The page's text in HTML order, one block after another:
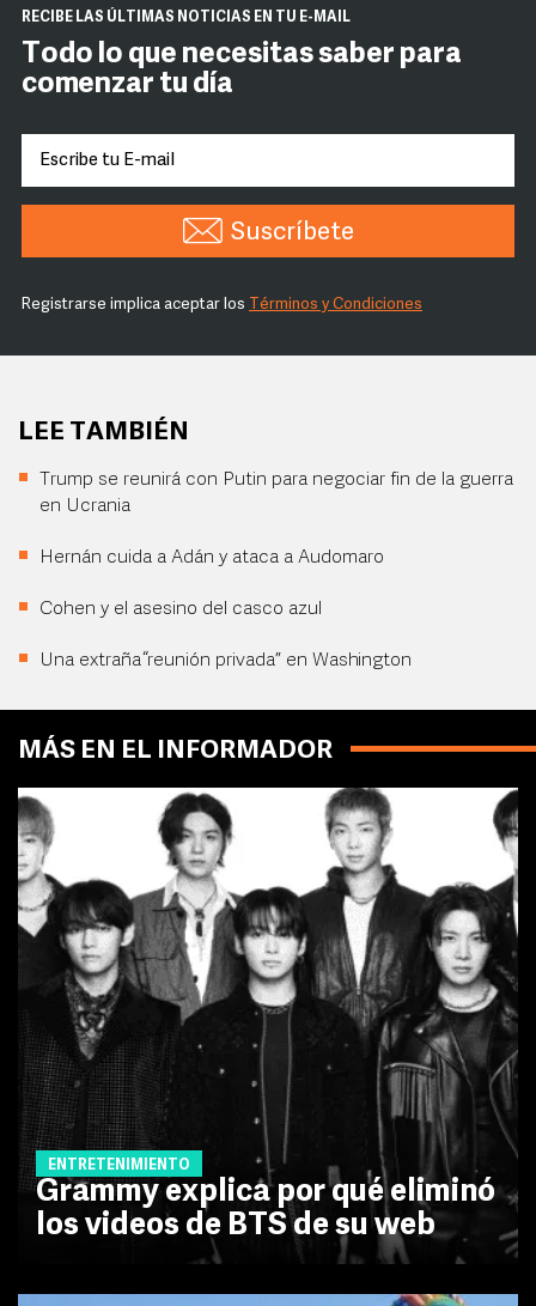
RECIBE LAS ÚLTIMAS NOTICIAS EN TU E-MAIL
Todo lo que necesitas saber para
comenzar tu día
Suscríbete
Registrarse implica aceptar los Términos y Condiciones
LEE TAMBIÉN
Trump se reunirá con Putin para negociar fin de la guerra
en Ucrania
Hernán cuida a Adán y ataca a Audomaro
Cohen y el asesino del casco azul
Una extraña “reunión privada” en Washington
MÁS EN EL INFORMADOR
ENTRETENIMIENTO
Grammy explica por qué eliminó
los videos de BTS de su web